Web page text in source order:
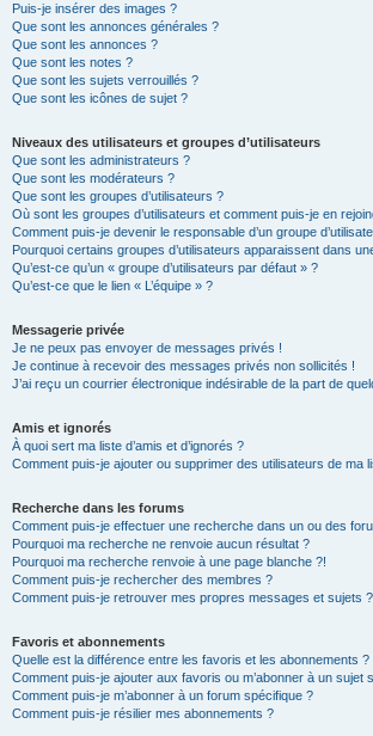
Puis-je insérer des images ?
Que sont les annonces générales ?
Que sont les annonces ?
Que sont les notes ?
Que sont les sujets verrouillés ?
Que sont les icônes de sujet ?
Niveaux des utilisateurs et groupes d’utilisateurs
Que sont les administrateurs ?
Que sont les modérateurs ?
Que sont les groupes d’utilisateurs ?
Où sont les groupes d’utilisateurs et comment puis-je en
Comment puis-je devenir le responsable d’un groupe
Pourquoi certains groupes d’utilisateurs apparaissent dans
Qu’est-ce qu’un « groupe d’utilisateurs par défaut » ?
Qu’est-ce que le lien « L’équipe » ?
Messagerie privée
Je ne peux pas envoyer de messages privés !
Je continue à recevoir des messages privés non sollicités !
J’ai reçu un courrier électronique indésirable de la part de
Amis et ignorés
À quoi sert ma liste d’amis et d’ignorés ?
Comment puis-je ajouter ou supprimer des utilisateurs de ma
Recherche dans les forums
Comment puis-je effectuer une recherche dans un ou des
Pourquoi ma recherche ne renvoie aucun résultat ?
Pourquoi ma recherche renvoie à une page blanche ?!
Comment puis-je rechercher des membres ?
Comment puis-je retrouver mes propres messages et sujets ?
Favoris et abonnements
Quelle est la différence entre les favoris et les abonnements ?
Comment puis-je ajouter aux favoris ou m’abonner à un sujet
Comment puis-je m’abonner à un forum spécifique ?
Comment puis-je résilier mes abonnements ?